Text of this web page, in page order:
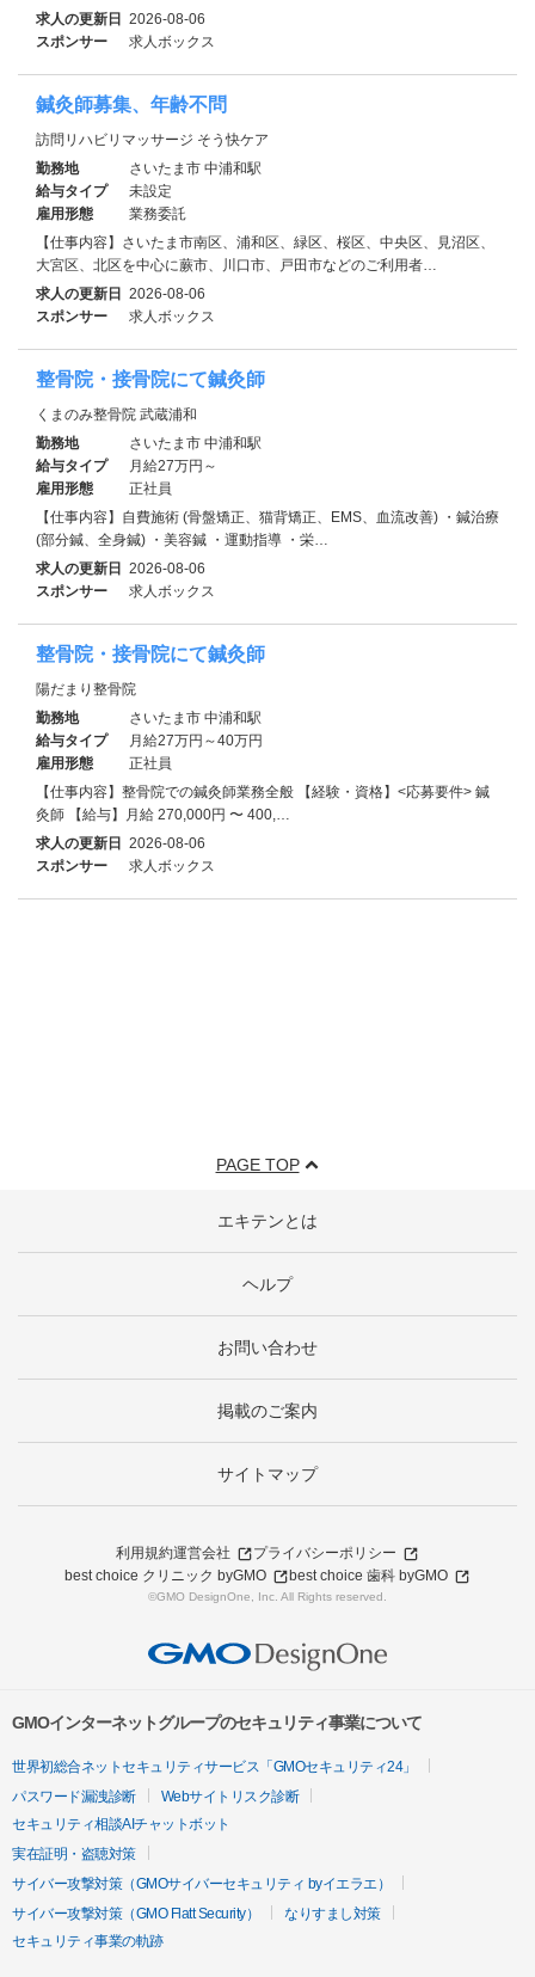
求人の更新日 2026-08-06
スポンサー
求人ボックス
鍼灸師募集、年齢不問
訪問リハビリマッサージ そう快ケア
勤務地
さいたま市 中浦和駅
給与タイプ
未設定
雇用形態
業務委託
【仕事内容】さいたま市南区、浦和区、緑区、桜区、中央区、見沼区、
大宮区、北区を中心に蕨市、川口市、戸田市などのご利用者…
求人の更新日 2026-08-06
スポンサー
求人ボックス
整骨院・接骨院にて鍼灸師
くまのみ整骨院 武蔵浦和
勤務地
さいたま市 中浦和駅
給与タイプ
月給27万円～
雇用形態
正社員
【仕事内容】自費施術 (骨盤矯正、猫背矯正、EMS、血流改善) ・鍼治療
(部分鍼、全身鍼) ・美容鍼 ・運動指導 ・栄…
求人の更新日 2026-08-06
スポンサー
求人ボックス
整骨院・接骨院にて鍼灸師
陽だまり整骨院
勤務地
さいたま市 中浦和駅
給与タイプ
月給27万円～40万円
雇用形態
正社員
【仕事内容】整骨院での鍼灸師業務全般 【経験・資格】<応募要件> 鍼
灸師 【給与】月給 270,000円 〜 400,…
求人の更新日 2026-08-06
スポンサー
求人ボックス
PAGE TOP
エキテンとは
ヘルプ
お問い合わせ
掲載のご案内
サイトマップ
利用規約運営会社
プライバシーポリシー
best choice クリニック byGMO
best choice 歯科 byGMO
©GMO DesignOne, Inc. All Rights reserved.
GMOインターネットグループのセキュリティ事業について
世界初総合ネットセキュリティサービス「GMOセキュリティ24」
パスワード漏洩診断
Webサイトリスク診断
セキュリティ相談AIチャットボット
実在証明・盗聴対策
サイバー攻撃対策（GMOサイバーセキュリティ byイエラエ）
サイバー攻撃対策（GMO Flatt Security）
なりすまし対策
セキュリティ事業の軌跡